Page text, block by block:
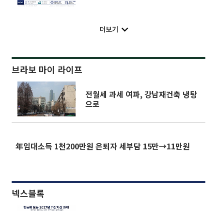
더보기
브라보 마이 라이프
전월세 과세 여파, 강남재건축 냉탕
으로
年임대소득 1천200만원 은퇴자 세부담 15만→11만원
넥스블록